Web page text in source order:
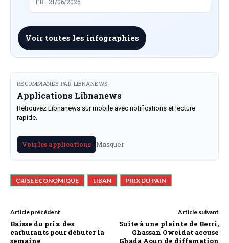
Voir toutes les infographies
RECOMMANDE PAR LIBNANEWS
Applications Libnanews
Retrouvez Libnanews sur mobile avec notifications et lecture
rapide.
Voir les applications Masquer
CRISE ÉCONOMIQUE LIBAN PRIX DU PAIN
Article précédent
Baisse du prix des
carburants pour débuter la
semaine
Article suivant
Suite à une plainte de Berri,
Ghassan Oweidat accuse
Ghada Aoun de diffamation